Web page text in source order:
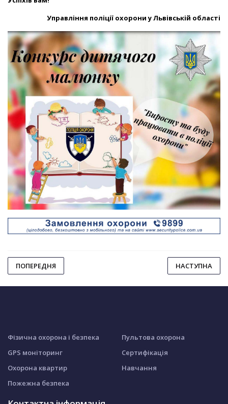
Управління поліції охорони у Львівській області
ПОПЕРЕДНЯ НАСТУПНА
Фізична охорона і безпека
GPS моніторинг
Охорона квартир
Пожежна безпека
Пультова охорона
Сертифікація
Навчання